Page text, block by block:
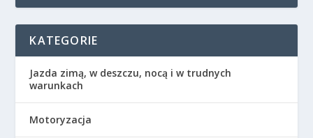
KATEGORIE
Jazda zimą, w deszczu, nocą i w trudnych
warunkach
Motoryzacja